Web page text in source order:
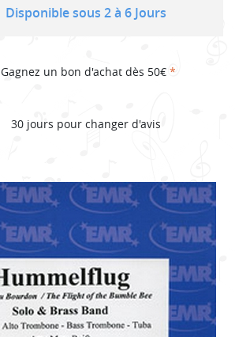
Disponible sous 2 à 6 Jours
Gagnez un bon d'achat dès 50€ *
30 jours pour changer d'avis